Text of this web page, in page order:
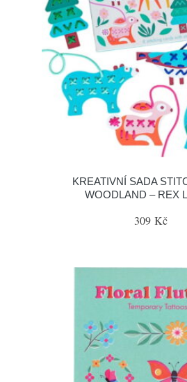
KREATIVNÍ SADA
WOODLAND – REX
309 Kč